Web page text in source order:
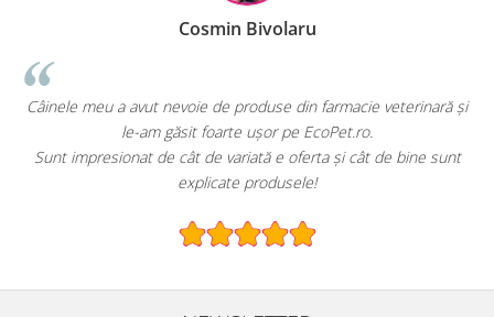
Cosmin Bivolaru
avut nevoie de produse din farmacie veterinară și
am găsit foarte ușor pe EcoPet.ro.
de cât de variată e oferta și cât de bine sunt
explicate produsele!
EcoPet.ro este
E greu să